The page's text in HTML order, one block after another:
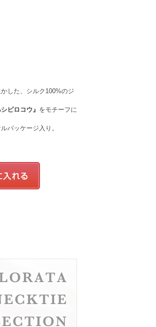
した、シルク100%のジ
シビロコウ』 をモチーフに
パッケージ入り。